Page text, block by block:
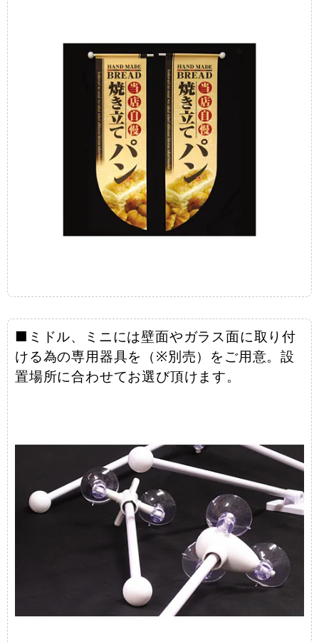
■ミドル、ミニには壁面やガラス面に取り付
ける為の専用器具を（※別売）をご用意。設
置場所に合わせてお選び頂けます。